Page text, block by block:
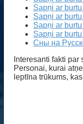
Sapņi ar
Sapņi ar
Sapņi ar
Sapņi ar
Сны на
Interesanti fakti par
Personai, kurai
leptīna trūkums,